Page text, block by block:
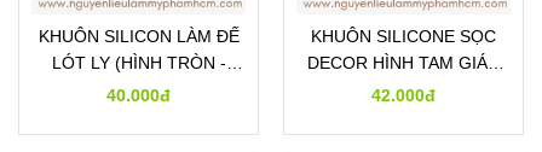
KHUÔN SILICON LÀM ĐẾ
LÓT LY (HÌNH TRÒN -
DE11)
40.000đ
KHUÔN SILICONE SỌC
DECOR HÌNH TAM GIÁC
(DE10-M)
42.000đ